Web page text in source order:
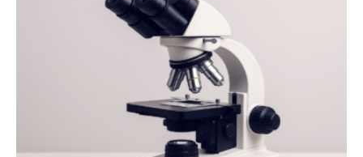
Schlaganfallforschung, um die Behandlung der
Betroffenen zu verbessern. Dazu schreibt sie auch in
diesem Jahr wieder deutschlandweit den Hentschel-
Preis aus. Er richtet sich gezielt an jüngere
Forscherinnen und Forscher unter 40 Jahren. Geehrt
werden soll eine herausragende Doktorarbeit oder eine
hochrangige wissenschaftliche Publikation zum Thema